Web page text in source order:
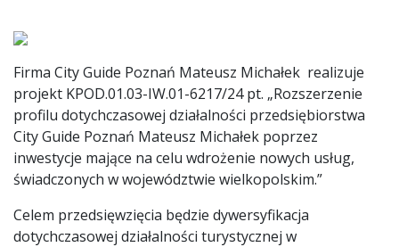
Firma City Guide Poznań Mateusz Michałek realizuje
projekt KPOD.01.03-IW.01-6217/24pt. „Rozszerzenie
profilu dotychczasowej działalności przedsiębiorstwa
City Guide Poznań Mateusz Michałek poprzez
inwestycje mające na celu wdrożenie nowych usług,
świadczonych w województwie wielkopolskim.”
Celem przedsięwzięcia będzie dywersyfikacja
dotychczasowej działalności turystycznej w